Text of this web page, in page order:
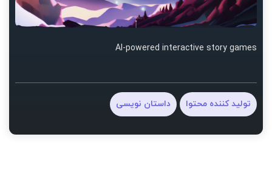
AI-powered interactive story games
تولید کننده محتوا داستان نویسی